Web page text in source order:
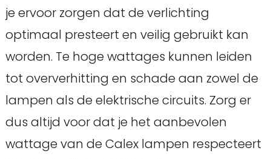
je ervoor zorgen dat de verlichting
optimaal presteert en veilig gebruikt kan
worden. Te hoge wattages kunnen leiden
tot oververhitting en schade aan zowel de
lampen als de elektrische circuits. Zorg er
dus altijd voor dat je het aanbevolen
wattage van de Calex lampen respecteert